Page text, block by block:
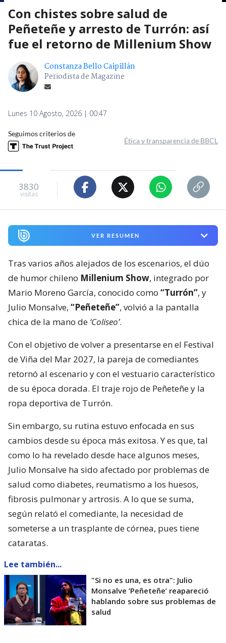
Con chistes sobre salud de
Peñeteñe y arresto de Turrón: así
fue el retorno de Millenium Show
Constanza Bello Caipillán
Periodista de Magazine
Lunes 10 Agosto, 2026 | 00:47
Seguimos criterios de
Ética y transparencia de BBCL
3830
visitas
VER RESUMEN
Tras varios años alejados de los escenarios, el dúo
de humor chileno Millenium Show, integrado por
Mario Moreno García, conocido como “Turrón”, y
Julio Monsalve, “Peñeteñe”, volvió a la pantalla
chica de la mano de ‘Coliseo’.
Con el objetivo de volver a presentarse en el Festival
de Viña del Mar 2027, la pareja de comediantes
retornó al escenario y con el vestuario característico
de su época dorada. El traje rojo de Peñeteñe y la
ropa deportiva de Turrón.
Sin embargo, su rutina estuvo enfocada en sus
cambios desde su época más exitosa. Y es que, tal
como lo ha revelado desde hace algunos meses,
Julio Monsalve ha sido afectado por problemas de
salud como diabetes, reumatismo a los huesos,
fibrosis pulmonar y artrosis. A lo que se suma,
según relató el comediante, la necesidad de
someterse a un trasplante de córnea, pues tiene
cataratas.
Lee también...
"Si no es una, es otra": Julio
Monsalve ’Peñeteñe’ reapareció
hablando sobre sus problemas de
salud